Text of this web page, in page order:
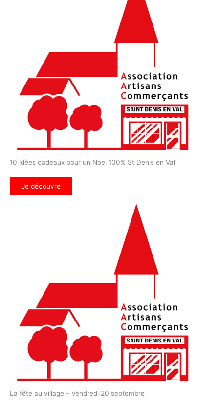
10 idées cadeaux pour un Noel 100% St Denis en Val
Je découvre
La fête au village – Vendredi 20 septembre